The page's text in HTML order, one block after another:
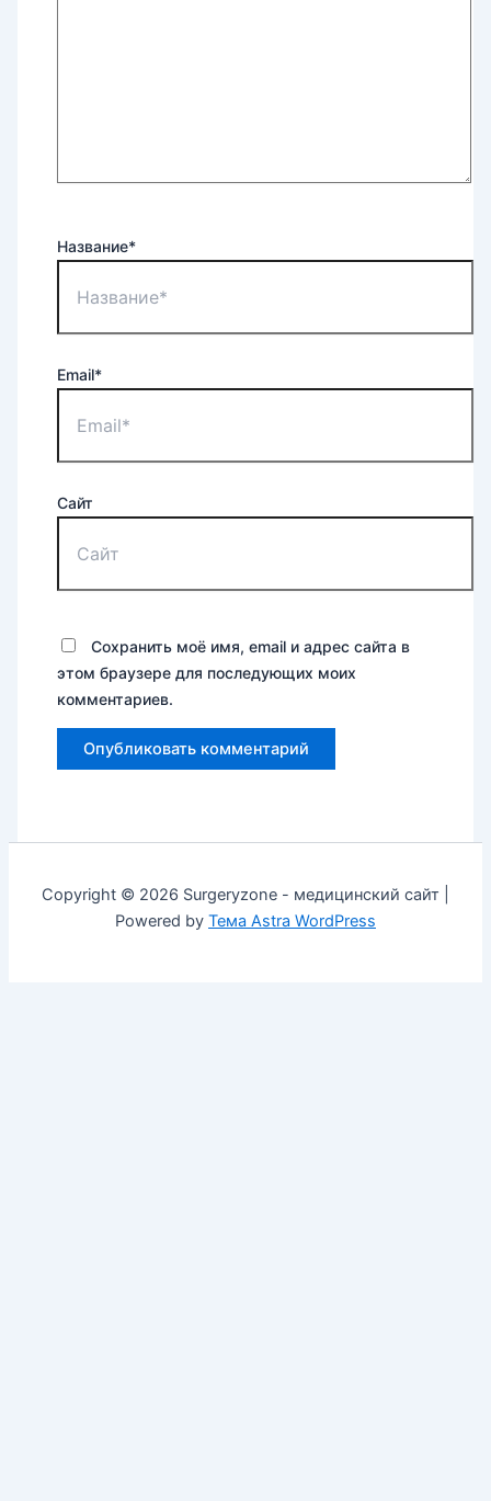
Название*
Email*
Сайт
Сохранить моё имя, email и адрес сайта в
этом браузере для последующих моих
комментариев.
Copyright © 2026 Surgeryzone - медицинский сайт |
Powered by Тема Astra WordPress